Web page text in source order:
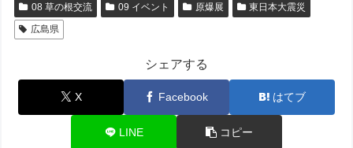
08 草の根交流 09 イベント 原爆展
東日本大震災
広島県
シェアする
X Facebook はてブ
LINE コピー